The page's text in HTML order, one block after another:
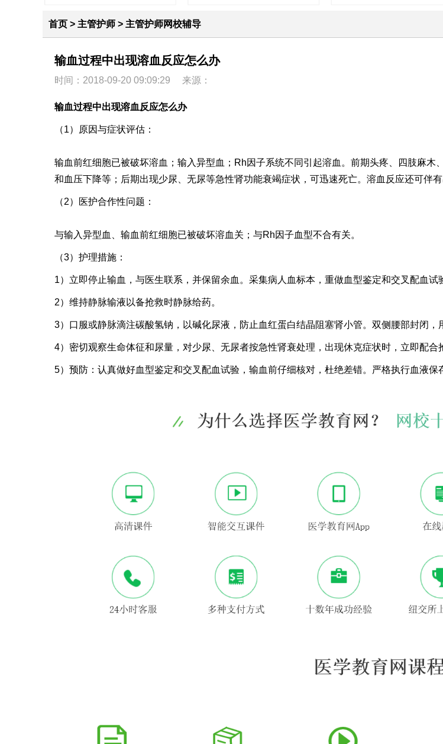
首页 > 主管护师 > 主管护师网校辅导
输血过程中出现溶血反应怎么办
时间：2018-09-20 09:09:29 来源：
输血过程中出现溶血反应怎么办
（1）原因与症状评估：
输血前红细胞已被破坏溶血；输入异型血；Rh因子系统不同引起溶血。前期头疼、四肢麻
和血压下降等；后期出现少尿、无尿等急性肾功能衰竭症状，可迅速死亡。溶血反应还可伴有
（2）医护合作性问题：
与输入异型血、输血前红细胞已被破坏溶血关；与Rh因子血型不合有关。
（3）护理措施：
1）立即停止输血，与医生联系，并保留余血。采集病人血标本，重做血型鉴定和交叉配血试
2）维持静脉输液以备抢救时静脉给药。
3）口服或静脉滴注碳酸氢钠，以碱化尿液，防止血红蛋白结晶阻塞肾小管。双侧腰部封闭，
4）密切观察生命体征和尿量，对少尿、无尿者按急性肾衰处理，出现休克症状时，立即配合
5）预防：认真做好血型鉴定和交叉配血试验，输血前仔细核对，杜绝差错。严格执行血液保